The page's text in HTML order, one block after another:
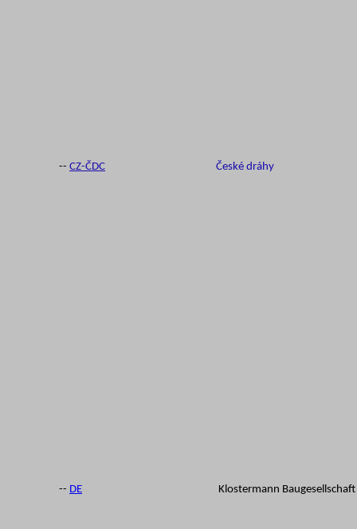
-- CZ-ČDC České dráhy
-- DE Klostermann Baugesellschaft